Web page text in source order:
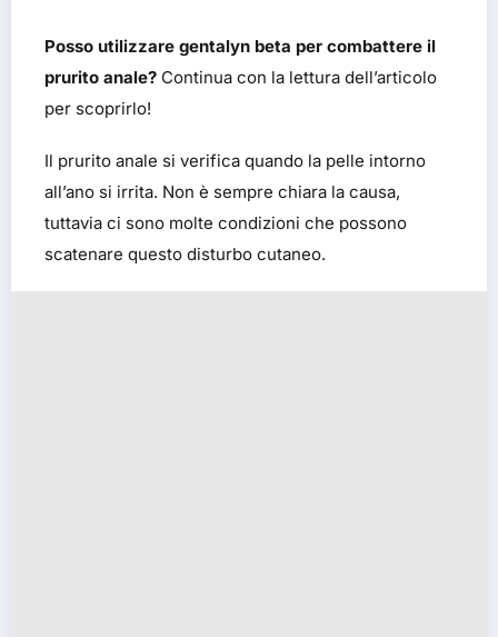
Posso utilizzare gentalyn beta per combattere il
prurito anale? Continua con la lettura dell’articolo
per scoprirlo!
Il prurito anale si verifica quando la pelle intorno
all’ano si irrita. Non è sempre chiara la causa,
tuttavia ci sono molte condizioni che possono
scatenare questo disturbo cutaneo.